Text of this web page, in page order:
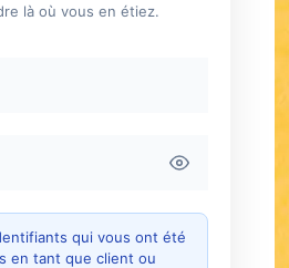
là où vous en étiez.
qui vous ont été
en tant que client ou